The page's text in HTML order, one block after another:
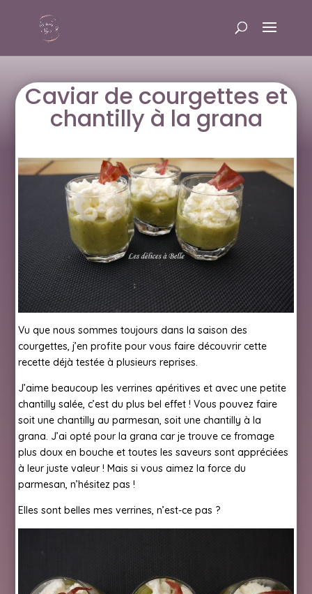
Caviar de courgettes et
chantilly à la grana
Vu que nous sommes toujours dans la saison des
courgettes, j’en profite pour vous faire découvrir cette
recette déjà testée à plusieurs reprises.
J’aime beaucoup les verrines apéritives et avec une petite
chantilly salée, c’est du plus bel effet ! Vous pouvez faire
soit une chantilly au parmesan, soit une chantilly à la
grana. J’ai opté pour la grana car je trouve ce fromage
plus doux en bouche et toutes les saveurs sont appréciées
à leur juste valeur ! Mais si vous aimez la force du
parmesan, n’hésitez pas !
Elles sont belles mes verrines, n’est-ce pas ?